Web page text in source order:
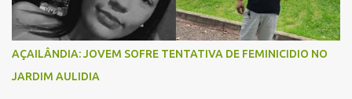
AÇAILÂNDIA: JOVEM SOFRE TENTATIVA DE FEMINICIDIO NO
JARDIM AULIDIA